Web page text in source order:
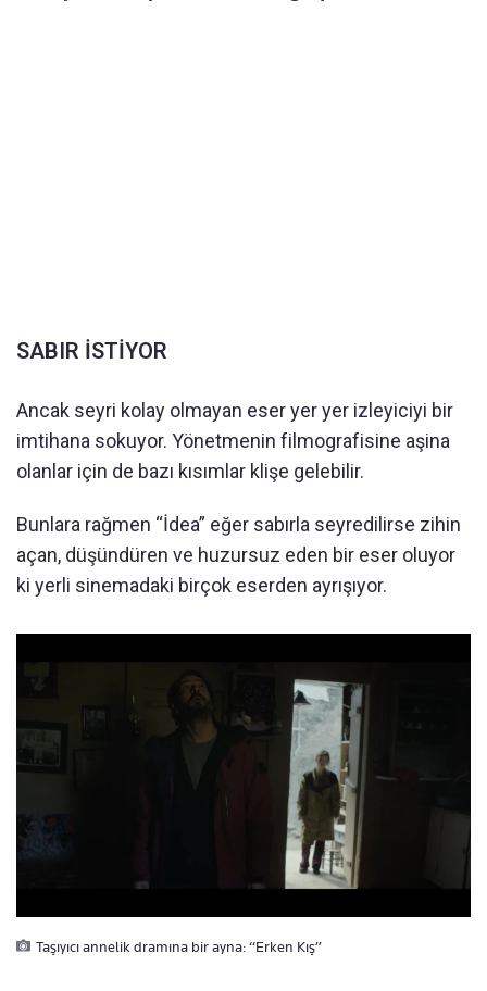
SABIR İSTİYOR
Ancak seyri kolay olmayan eser yer yer izleyiciyi bir
imtihana sokuyor. Yönetmenin filmografisine aşina
olanlar için de bazı kısımlar klişe gelebilir.
Bunlara rağmen “İdea” eğer sabırla seyredilirse zihin
açan, düşündüren ve huzursuz eden bir eser oluyor
ki yerli sinemadaki birçok eserden ayrışıyor.
Taşıyıcı annelik dramına bir ayna: “Erken Kış”